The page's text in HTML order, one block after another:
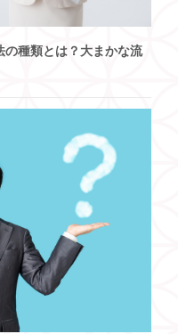
の種類とは？大まかな流